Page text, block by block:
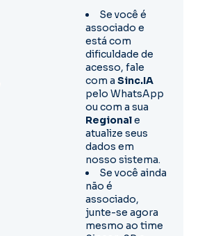
Se você é
associado e
está com
dificuldade de
acesso, fale
com a Sinc.IA
pelo WhatsApp
ou com a sua
Regionale
atualize seus
dados em
nosso sistema.
Se você ainda
não é
associado,
junte-se agora
mesmo ao time